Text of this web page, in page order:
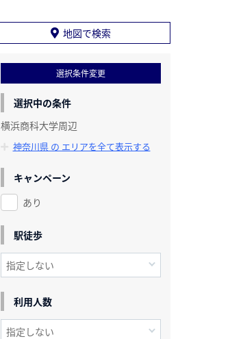
地図で検索
選択条件変更
選択中の条件
横浜商科大学周辺
神奈川県 の エリアを全て表示する
キャンペーン
あり
駅徒歩
利用人数